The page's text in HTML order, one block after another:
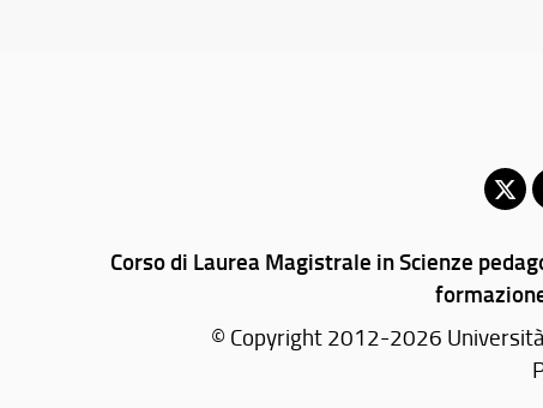
Corso di Laurea Magistrale in Scienze
© Copyright 2012-2026